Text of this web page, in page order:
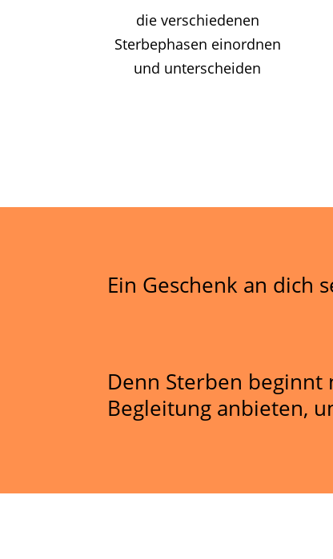
die verschiedenen
Sterbephasen einordnen
und unterscheiden
Ein Geschenk an dich
Denn Sterben
Begleitung anbieten,